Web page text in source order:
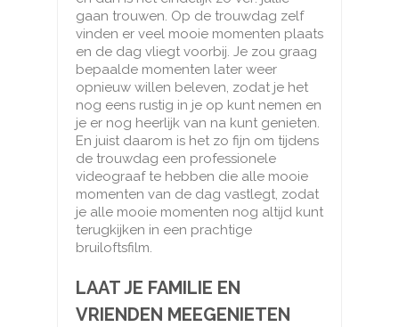
gaan trouwen. Op de trouwdag zelf
vinden er veel mooie momenten plaats
en de dag vliegt voorbij. Je zou graag
bepaalde momenten later weer
opnieuw willen beleven, zodat je het
nog eens rustig in je op kunt nemen en
je er nog heerlijk van na kunt genieten.
En juist daarom is het zo fijn om tijdens
de trouwdag een professionele
videograaf te hebben die alle mooie
momenten van de dag vastlegt, zodat
je alle mooie momenten nog altijd kunt
terugkijken in een prachtige
bruiloftsfilm.
LAAT JE FAMILIE EN
VRIENDEN MEEGENIETEN